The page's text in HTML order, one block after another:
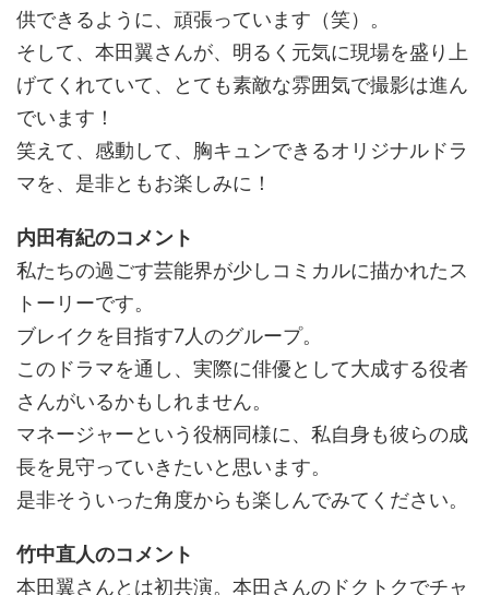
供できるように、頑張っています（笑）。
そして、本田翼さんが、明るく元気に現場を盛り上
げてくれていて、とても素敵な雰囲気で撮影は進ん
でいます！
笑えて、感動して、胸キュンできるオリジナルドラ
マを、是非ともお楽しみに！
内田有紀のコメント
私たちの過ごす芸能界が少しコミカルに描かれたス
トーリーです。
ブレイクを目指す7人のグループ。
このドラマを通し、実際に俳優として大成する役者
さんがいるかもしれません。
マネージャーという役柄同様に、私自身も彼らの成
長を見守っていきたいと思います。
是非そういった角度からも楽しんでみてください。
竹中直人のコメント
本田翼さんとは初共演。本田さんのドクトクでチャ